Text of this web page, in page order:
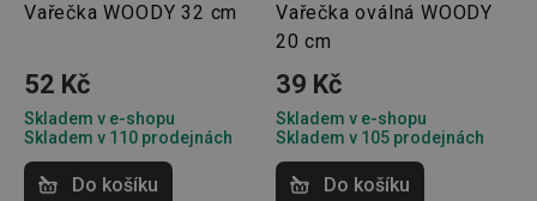
Vařečka WOODY 32 cm
52 Kč
Skladem v e-shopu
Skladem v 110 prodejnách
Do košíku
Vařečka oválná WOODY
20 cm
39 Kč
Skladem v e-shopu
Skladem v 105 prodejnách
Do košíku